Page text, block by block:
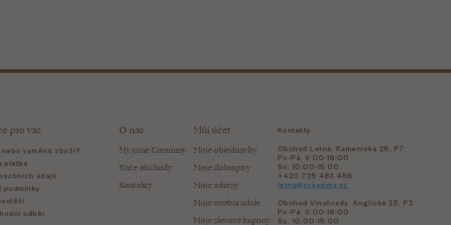
pro vás
vyměnit zboží?
platba
údajů
podmínky
odběr
O nás
My jsme Creammy
Naše obchody
Kontakty
Můj účet
Moje objednávky
Moje dobropisy
Moje adresy
Moje osobní údaje
Moje slevové kupóny
Kontakty
Obchod Letná, Kamenická 25, P7:
Po-Pá: 9:00-18:00
So: 10:00-15:00
+420 725 483 486
letna@creammy.cz
Obchod Vinohrady, Anglická 25, P2:
Po-Pá: 9:00-18:00
So: 10:00-15:00